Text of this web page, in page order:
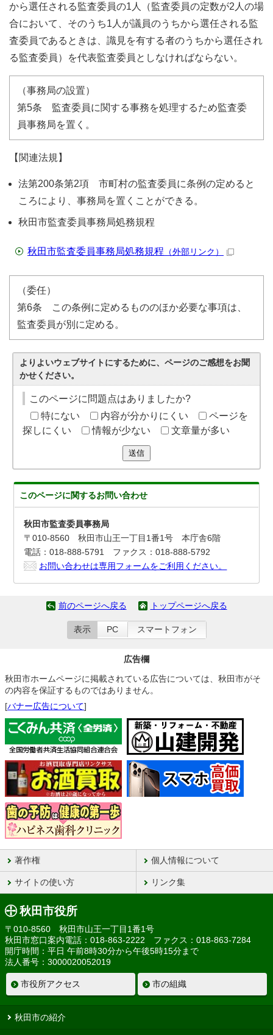
から選任される監査委員の1人（監査委員の定数が2人の場
合において、そのうち1人が議員のうちから選任される監
査委員であるときは、識見を有する者のうちから選任され
る監査委員）を代表監査委員としなければならない。
（事務局の設置）
第5条 監査委員に関する事務を処理するため監査委
員事務局を置く。
【関連法規】
法第200条第2項 市町村の監査委員に条例の定めると
ころにより、事務局を置くことができる。
秋田市監査委員事務局処務規程
秋田市監査委員事務局処務規程 （外部リンク）
（委任）
第6条 この条例に定めるもののほか必要な事項は、
監査委員が別に定める。
よりよいウェブサイトにするために、ページのご感想をお聞
かせください。
このページに問題点はありましたか?
特にない
内容が分かりにくい
ページを
探しにくい
情報が少ない 文章量が多い
送信
このページに関するお問い合わせ
秋田市監査委員事務局
〒010-8560 秋田市山王一丁目1番1号 本庁舎6階
電話：018-888-5791 ファクス：018-888-5792
お問い合わせは専用フォームをご利用ください。
前のページへ戻る トップページへ戻る
表示 PC スマートフォン
広告欄
秋田市ホームページに掲載されている広告については、秋田市がそ
の内容を保証するものではありません。
[バナー広告について]
著作権 個人情報について
サイトの使い方 リンク集
秋田市役所
〒010-8560 秋田市山王一丁目1番1号
秋田市窓口案内電話：018-863-2222 ファクス：018-863-7284
開庁時間：平日 午前8時30分から午後5時15分まで
法人番号：3000020052019
市役所アクセス 市の組織
秋田市の紹介